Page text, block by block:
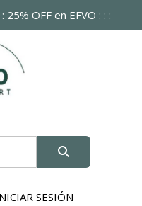
25% OFF en EFVO : : :
SESIÓN